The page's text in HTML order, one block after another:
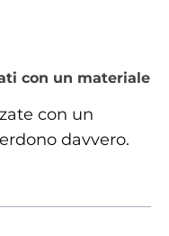
di 5 su 5 stelle
con un materiale
con un
davvero.